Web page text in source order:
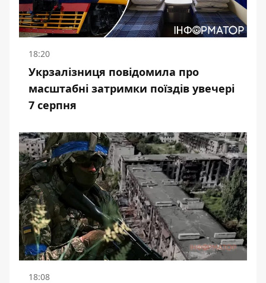
18:20
Укрзалізниця повідомила про
масштабні затримки поїздів увечері
7 серпня
18:08